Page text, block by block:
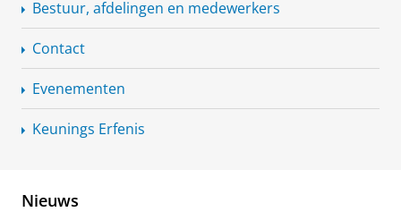
Bestuur, afdelingen en medewerkers
Contact
Evenementen
Keunings Erfenis
Nieuws